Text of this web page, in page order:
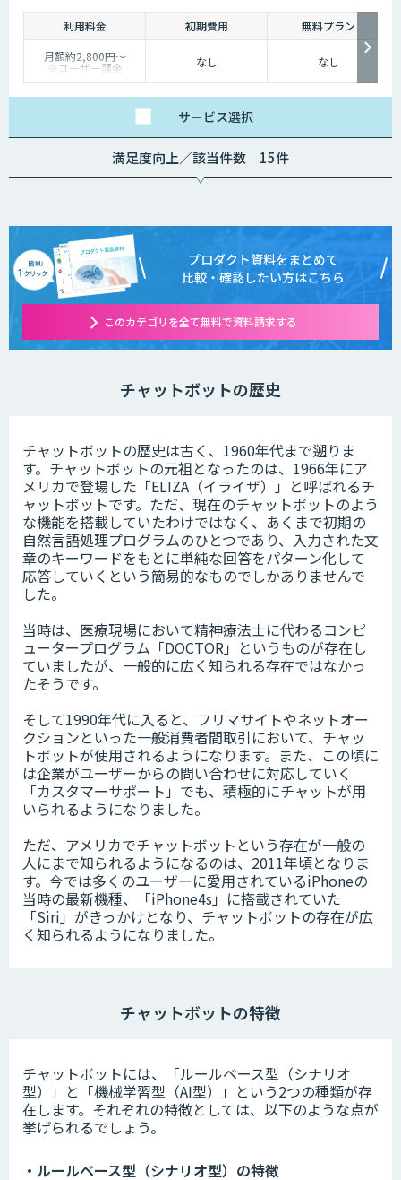
利用料金 初期費用
無料プラン
月額約2,800円〜
※ユーザー課金 なし なし
サービス選択
満足度向上／該当件数 15件
プロダクト資料をまとめて
比較・確認したい方はこちら
このカテゴリを全て無料で資料請求する
チャットボットの歴史
チャットボットの歴史は古く、1960年代まで遡りま
す。チャットボットの元祖となったのは、1966年にア
メリカで登場した「ELIZA（イライザ）」と呼ばれるチ
ャットボットです。ただ、現在のチャットボットのよう
な機能を搭載していたわけではなく、あくまで初期の
自然言語処理プログラムのひとつであり、入力された文
章のキーワードをもとに単純な回答をパターン化して
応答していくという簡易的なものでしかありませんで
した。
当時は、医療現場において精神療法士に代わるコンピ
ュータープログラム「DOCTOR」というものが存在し
ていましたが、一般的に広く知られる存在ではなかっ
たそうです。
そして1990年代に入ると、フリマサイトやネットオー
クションといった一般消費者間取引において、チャッ
トボットが使用されるようになります。また、この頃に
は企業がユーザーからの問い合わせに対応していく
「カスタマーサポート」でも、積極的にチャットが用
いられるようになりました。
ただ、アメリカでチャットボットという存在が一般の
人にまで知られるようになるのは、2011年頃となりま
す。今では多くのユーザーに愛用されているiPhoneの
当時の最新機種、「iPhone4s」に搭載されていた
「Siri」がきっかけとなり、チャットボットの存在が広
く知られるようになりました。
チャットボットの特徴
チャットボットには、「ルールベース型（シナリオ
型）」と「機械学習型（AI型）」という2つの種類が存
在します。それぞれの特徴としては、以下のような点が
挙げられるでしょう。
・ルールベース型（シナリオ型）の特徴